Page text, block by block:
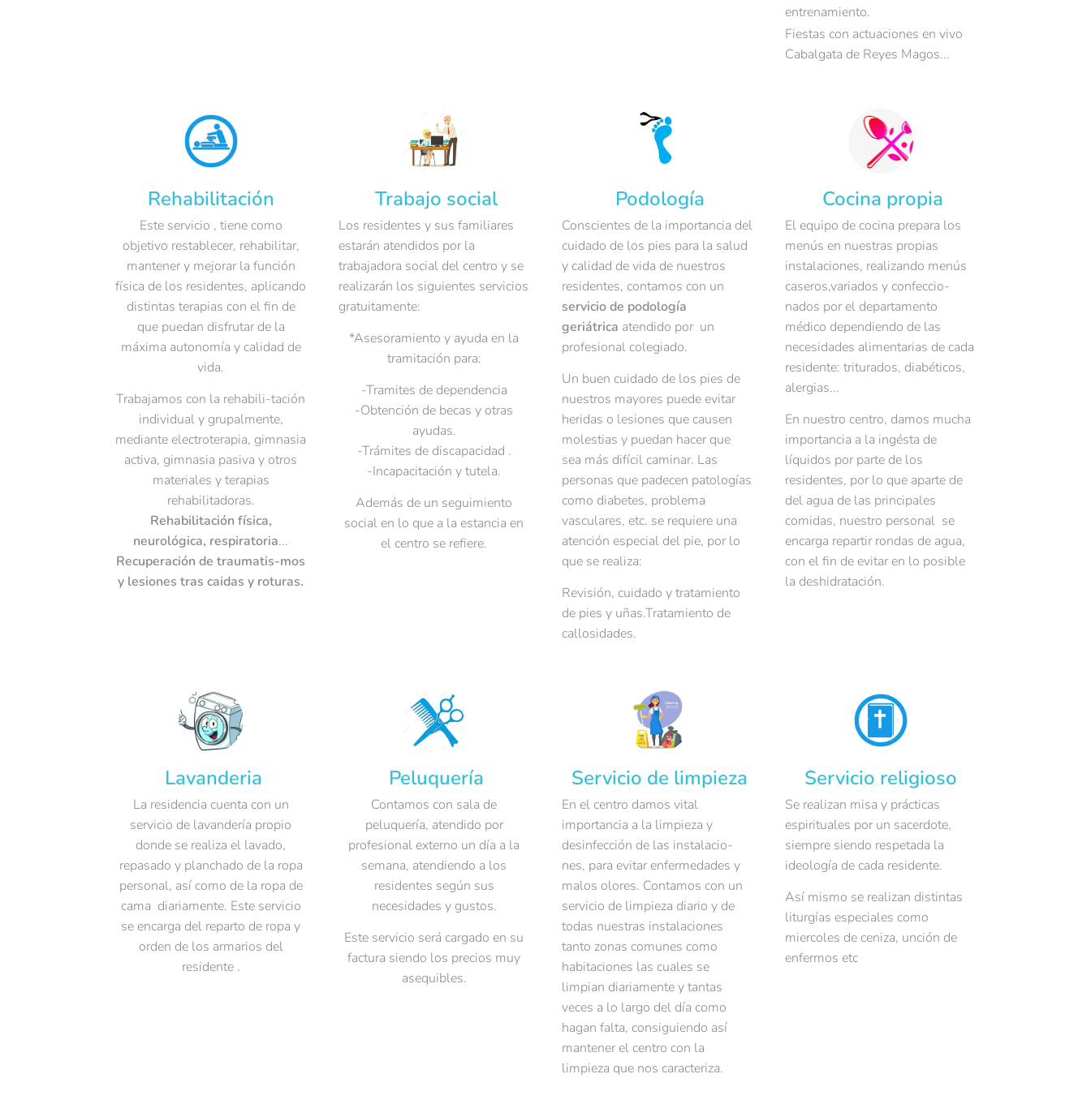
entrenamiento.
Fiestas con actuaciones en vivo
Cabalgata de Reyes Magos...
Rehabilitación
Este servicio , tiene como
objetivo restablecer, rehabilitar,
mantener y mejorar la función
física de los residentes, aplicando
distintas terapias con el fin de
que puedan disfrutar de la
máxima autonomía y calidad de
vida.
Trabajamos con la rehabili-tación
individual y grupalmente,
mediante electroterapia, gimnasia
activa, gimnasia pasiva y otros
materiales y terapias
rehabilitadoras.
Rehabilitación física,
neurológica, respiratoria...
Recuperación de traumatis-mos
y lesiones tras caidas y roturas.
Trabajo social
Los residentes y sus familiares
estarán atendidos por la
trabajadora social del centro y se
realizarán los siguientes servicios
gratuitamente:
*Asesoramiento y ayuda en la
tramitación para:
-Tramites de dependencia
-Obtención de becas y otras
ayudas.
-Trámites de discapacidad .
-Incapacitación y tutela.
Además de un seguimiento
social en lo que a la estancia en
el centro se refiere.
Podología
Conscientes de la importancia del
cuidado de los pies para la salud
y calidad de vida de nuestros
residentes, contamos con un
servicio de podología
geriátrica atendido por un
profesional colegiado.
Un buen cuidado de los pies de
nuestros mayores puede evitar
heridas o lesiones que causen
molestias y puedan hacer que
sea más difícil caminar. Las
personas que padecen patologías
como diabetes, problema
vasculares, etc. se requiere una
atención especial del pie, por lo
que se realiza:
Revisión, cuidado y tratamiento
de pies y uñas.Tratamiento de
callosidades.
Cocina propia
El equipo de cocina prepara los
menús en nuestras propias
instalaciones, realizando menús
caseros,variados y confeccio-
nados por el departamento
médico dependiendo de las
necesidades alimentarias de cada
residente: triturados, diabéticos,
alergias...
En nuestro centro, damos mucha
importancia a la ingésta de
líquidos por parte de los
residentes, por lo que aparte de
del agua de las principales
comidas, nuestro personal se
encarga repartir rondas de agua,
con el fin de evitar en lo posible
la deshidratación.
Lavanderia
La residencia cuenta con un
servicio de lavandería propio
donde se realiza el lavado,
repasado y planchado de la ropa
personal, así como de la ropa de
cama diariamente. Este servicio
se encarga del reparto de ropa y
orden de los armarios del
residente .
Peluquería
Contamos con sala de
peluquería, atendido por
profesional externo un día a la
semana, atendiendo a los
residentes según sus
necesidades y gustos.
Este servicio será cargado en su
factura siendo los precios muy
asequibles.
Servicio de limpieza
En el centro damos vital
importancia a la limpieza y
desinfección de las instalacio-
nes, para evitar enfermedades y
malos olores. Contamos con un
servicio de limpieza diario y de
todas nuestras instalaciones
tanto zonas comunes como
habitaciones las cuales se
limpian diariamente y tantas
veces a lo largo del día como
hagan falta, consiguiendo así
mantener el centro con la
limpieza que nos caracteriza.
Servicio religioso
Se realizan misa y prácticas
espirituales por un sacerdote,
siempre siendo respetada la
ideología de cada residente.
Así mismo se realizan distintas
liturgías especiales como
miercoles de ceniza, unción de
enfermos etc